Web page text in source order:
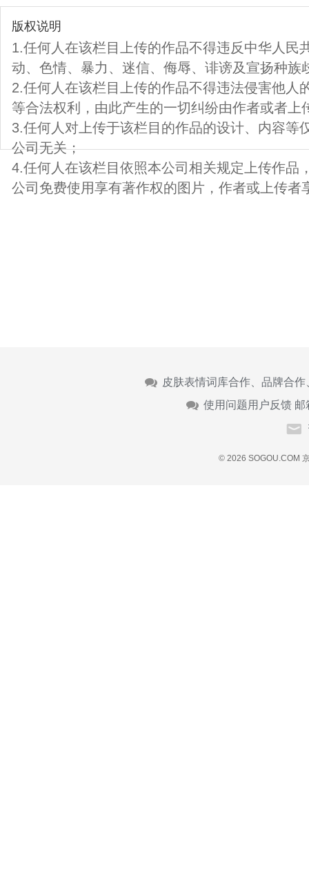
版权说明
1.任何人在该栏目上传的作品不得违反中华人民
动、色情、暴力、迷信、侮辱、诽谤及宣扬种族
2.任何人在该栏目上传的作品不得违法侵害他人
等合法权利，由此产生的一切纠纷由作者或者上
3.任何人对上传于该栏目的作品的设计、内容等
公司无关；
4.任何人在该栏目依照本公司相关规定上传作品
公司免费使用享有著作权的图片，作者或上传者
皮肤表情词库合作、品牌合
使用问题用户反馈 邮
© 2026 SOGOU.COM